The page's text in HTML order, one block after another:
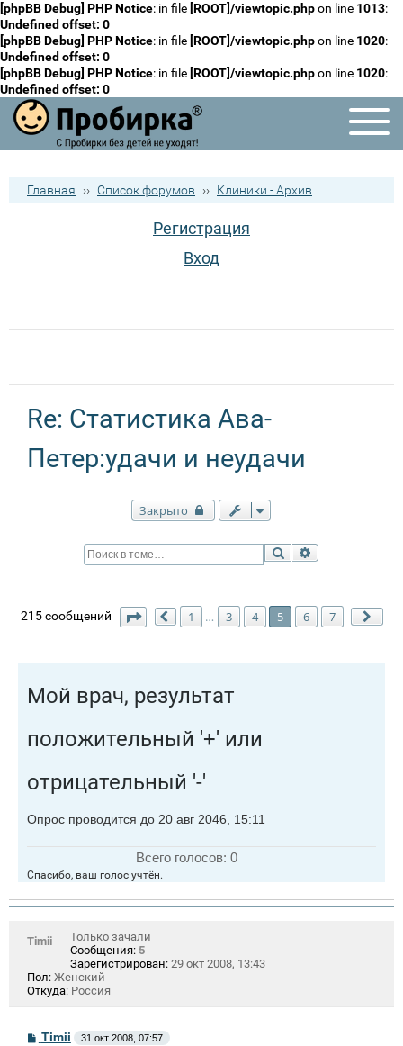
[phpBB Debug] PHP Notice: in file [ROOT]/viewtopic.phpon line 1013:
Undefined offset: 0
[phpBB Debug] PHP Notice: in file [ROOT]/viewtopic.phpon line 1020:
Undefined offset: 0
[phpBB Debug] PHP Notice: in file [ROOT]/viewtopic.phpon line 1020:
Undefined offset: 0
Главная ›› Список форумов ›› Клиники - Архив
Регистрация
Вход
Re: Статистика Ава-
Петер:удачи и неудачи
Закрыто
Поиск
215 сообщений Страница 5из 7
Пред.
1 … 3 4 5 6 7
Мой врач, результат
положительный '+' или
отрицательный '-'
Опрос проводится до 20 авг 2046, 15:11
Всего голосов:0
Спасибо, ваш голос учтён.
Timii
Только зачали
Сообщения: 5
Зарегистрирован: 29 окт 2008, 13:43
Пол: Женский
Откуда: Россия
СTimii 31 окт 2008, 07:57